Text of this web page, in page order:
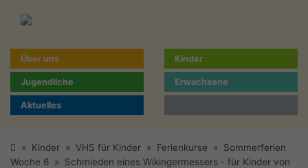
Über uns Kinder
Jugendliche Erwachsene
Aktuelles
» Kinder » VHS für Kinder » Ferienkurse » Sommerferien
Woche 6 » Schmieden eines Wikingermessers - für Kinder von